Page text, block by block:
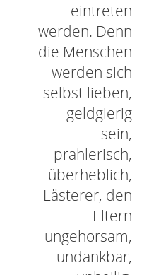
eintreten
werden. Denn
die Menschen
werden sich
selbst lieben,
geldgierig
sein,
prahlerisch,
überheblich,
Lästerer, den
Eltern
ungehorsam,
undankbar,